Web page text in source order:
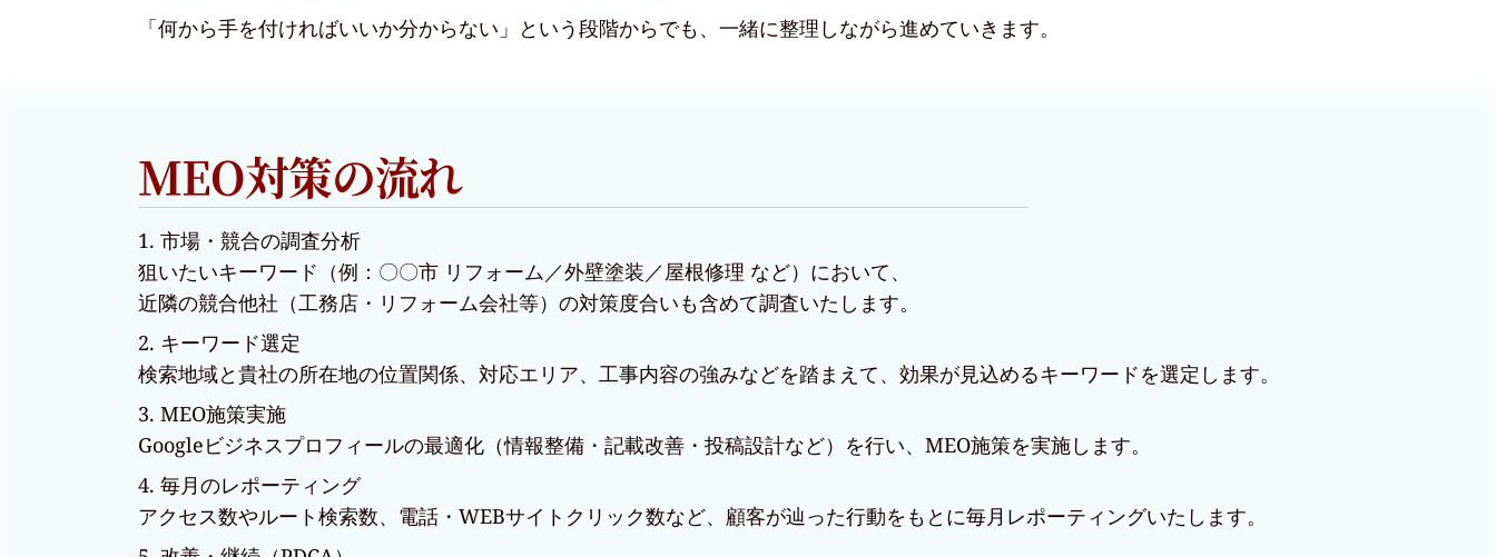
「何から手を付ければいいか分からない」という段階からでも、一緒に整理しながら進めていきます。
MEO対策の流れ
市場・競合の調査分析
狙いたいキーワード（例：〇〇市 リフォーム／外壁塗装／屋根修理 など）において、
近隣の競合他社（工務店・リフォーム会社等） の対策度合いも含めて調査いたします。
キーワード選定
検索地域と貴社の所在地の位置関係、対応エリア、工事内容の強みなどを踏まえて、効果が見込めるキーワードを選定します。
MEO施策実施
Googleビジネスプロフィールの最適化（情報整備・記載改善・投稿設計など）を行い、MEO施策を実施します。
毎月のレポーティング
アクセス数やルート検索数、電話・WEBサイトクリック数など、顧客が辿った行動をもとに毎月レポーティングいたします。